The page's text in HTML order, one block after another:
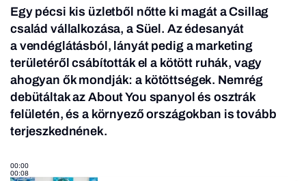
Egy pécsi kis üzletből nőtte ki magát a Csillag
család vállalkozása, a Süel. Az édesanyát
a vendéglátásból, lányát pedig a marketing
területéről csábították el a kötött ruhák, vagy
ahogyan ők mondják: a kötöttségek. Nemrég
debütáltak az About You spanyol és osztrák
felületén, és a környező országokban is tovább
terjeszkednének.
00:00
00:08